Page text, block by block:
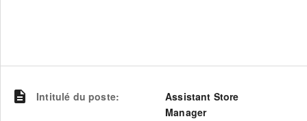
Intitulé du poste:
Assistant Store
Manager